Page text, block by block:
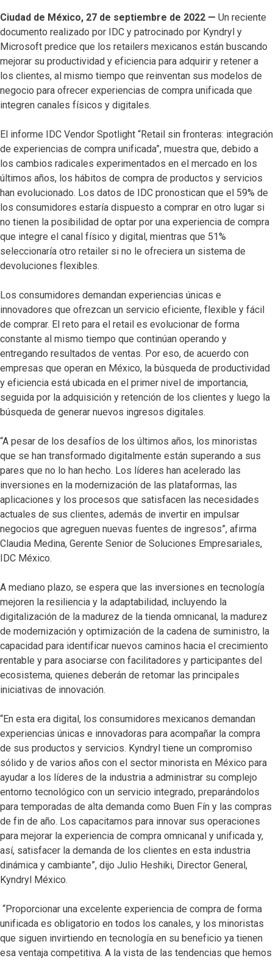
Ciudad de México, 27 de septiembre de 2022 — Un reciente
documento realizado por IDC y patrocinado por Kyndryl y
Microsoft predice que los retailers mexicanos están buscando
mejorar su productividad y eficiencia para adquirir y retener a
los clientes, al mismo tiempo que reinventan sus modelos de
negocio para ofrecer experiencias de compra unificada que
integren canales físicos y digitales.
El informe IDC Vendor Spotlight “Retail sin fronteras: integración
de experiencias de compra unificada”, muestra que, debido a
los cambios radicales experimentados en el mercado en los
últimos años, los hábitos de compra de productos y servicios
han evolucionado. Los datos de IDC pronostican que el 59% de
los consumidores estaría dispuesto a comprar en otro lugar si
no tienen la posibilidad de optar por una experiencia de compra
que integre el canal físico y digital, mientras que 51%
seleccionaría otro retailer si no le ofreciera un sistema de
devoluciones flexibles.
Los consumidores demandan experiencias únicas e
innovadores que ofrezcan un servicio eficiente, flexible y fácil
de comprar. El reto para el retail es evolucionar de forma
constante al mismo tiempo que continúan operando y
entregando resultados de ventas. Por eso, de acuerdo con
empresas que operan en México, la búsqueda de productividad
y eficiencia está ubicada en el primer nivel de importancia,
seguida por la adquisición y retención de los clientes y luego la
búsqueda de generar nuevos ingresos digitales.
“A pesar de los desafíos de los últimos años, los minoristas
que se han transformado digitalmente están superando a sus
pares que no lo han hecho. Los líderes han acelerado las
inversiones en la modernización de las plataformas, las
aplicaciones y los procesos que satisfacen las necesidades
actuales de sus clientes, además de invertir en impulsar
negocios que agreguen nuevas fuentes de ingresos”, afirma
Claudia Medina, Gerente Senior de Soluciones Empresariales,
IDC México.
A mediano plazo, se espera que las inversiones en tecnología
mejoren la resiliencia y la adaptabilidad, incluyendo la
digitalización de la madurez de la tienda omnicanal, la madurez
de modernización y optimización de la cadena de suministro, la
capacidad para identificar nuevos caminos hacia el crecimiento
rentable y para asociarse con facilitadores y participantes del
ecosistema, quienes deberán de retomar las principales
iniciativas de innovación.
“En esta era digital, los consumidores mexicanos demandan
experiencias únicas e innovadoras para acompañar la compra
de sus productos y servicios. Kyndryl tiene un compromiso
sólido y de varios años con el sector minorista en México para
ayudar a los líderes de la industria a administrar su complejo
entorno tecnológico con un servicio integrado, preparándolos
para temporadas de alta demanda como Buen Fín y las compras
de fin de año. Los capacitamos para innovar sus operaciones
para mejorar la experiencia de compra omnicanal y unificada y,
así, satisfacer la demanda de los clientes en esta industria
dinámica y cambiante”, dijo Julio Heshiki, Director General,
Kyndryl México.
“Proporcionar una excelente experiencia de compra de forma
unificada es obligatorio en todos los canales, y los minoristas
que siguen invirtiendo en tecnología en su beneficio ya tienen
esa ventaja competitiva. A la vista de las tendencias que hemos